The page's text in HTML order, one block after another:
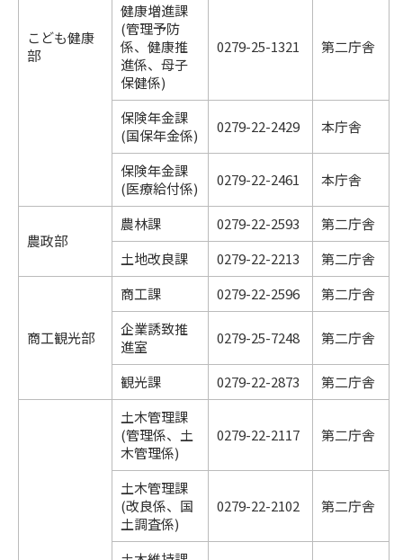
こども健康
部
健康増進課
(管理予防
係、健康推
進係、母子
保健係)
0279-25-1321 第二庁舎
保険年金課
(国保年金係)
0279-22-2429 本庁舎
保険年金課
(医療給付係)
0279-22-2461 本庁舎
農政部
農林課 0279-22-2593
第二庁舎
土地改良課
0279-22-2213 第二庁舎
商工観光部
商工課 0279-22-2596
第二庁舎
企業誘致推
進室
0279-25-7248 第二庁舎
観光課 0279-22-2873
第二庁舎
土木管理課
(管理係、土
木管理係)
0279-22-2117 第二庁舎
土木管理課
(改良係、国
土調査係)
0279-22-2102 第二庁舎